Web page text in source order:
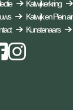
Instagram
Katwijkerkring
Katwijk en Plein air
Kunstenaars